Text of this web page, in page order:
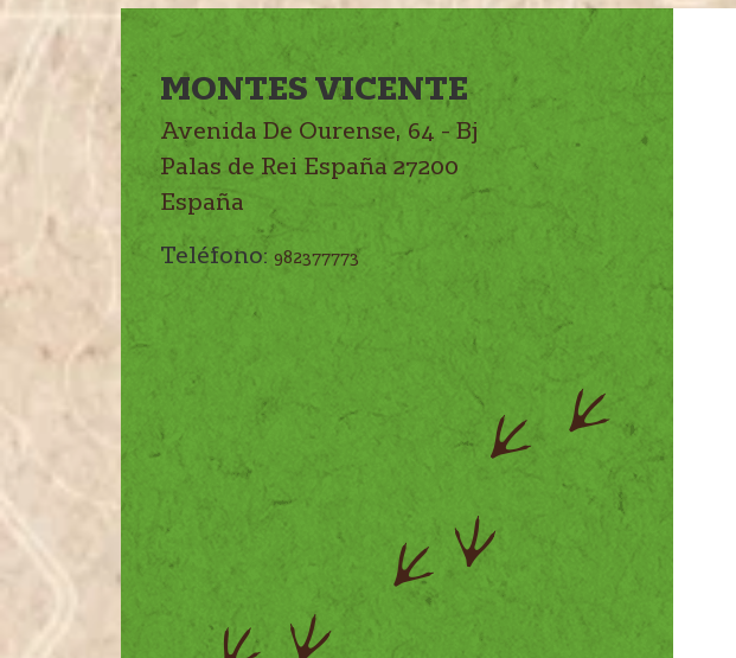
MONTES VICENTE
Avenida De Ourense, 64 - Bj
Palas de Rei España 27200
España
Teléfono: 982377773